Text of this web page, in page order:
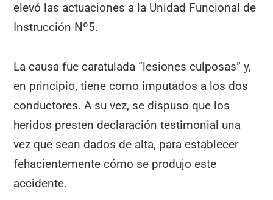
elevó las actuaciones a la Unidad Funcional de
Instrucción Nº5.
La causa fue caratulada “lesiones culposas” y,
en principio, tiene como imputados a los dos
conductores. A su vez, se dispuso que los
heridos presten declaración testimonial una
vez que sean dados de alta, para establecer
fehacientemente cómo se produjo este
accidente.